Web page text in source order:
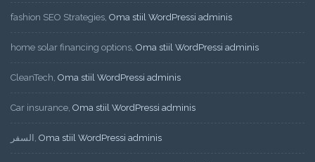
fashion SEO Strategies, Oma stiil WordPressi adminis
home solar financing options, Oma stiil WordPressi adminis
CleanTech, Oma stiil WordPressi adminis
Car insurance, Oma stiil WordPressi adminis
السفر , Oma stiil WordPressi adminis